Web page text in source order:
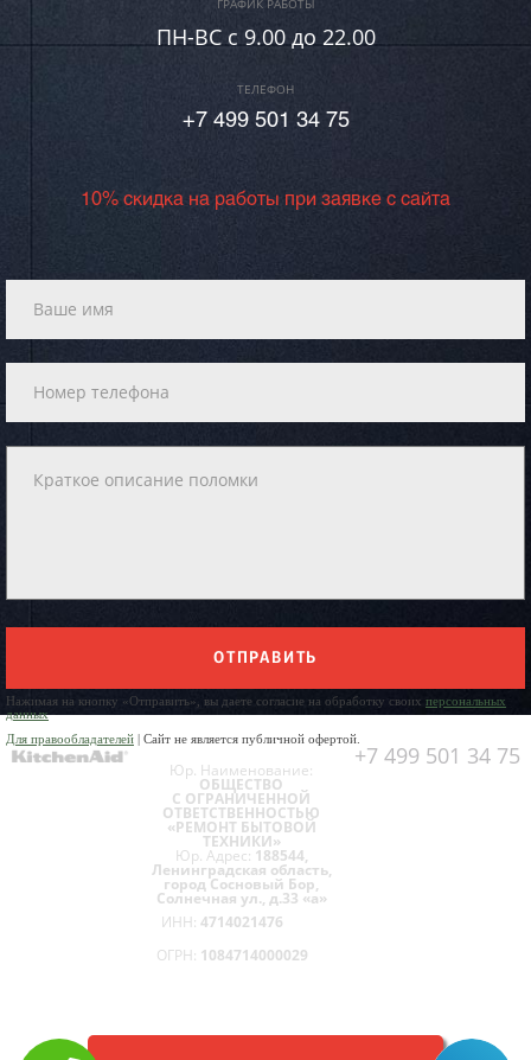
ГРАФИК РАБОТЫ
ПН-ВC c 9.00 до 22.00
ТЕЛЕФОН
+7 499 501 34 75
10% скидка на работы при заявке с сайта
ОТПРАВИТЬ
Нажимая на кнопку «Отправить», вы даете согласие на обработку своих персональных
данных
Для правообладателей | Сайт не является публичной офертой.
+7 499 501 34 75
Юр. Наименование:
ОБЩЕСТВО
С ОГРАНИЧЕННОЙ
ОТВЕТСТВЕННОСТЬЮ
«РЕМОНТ БЫТОВОЙ
ТЕХНИКИ»
Юр. Адрес: 188544,
Ленинградская область,
город Сосновый Бор,
Солнечная ул., д.33 «а»
ИНН: 4714021476
ОГРН: 1084714000029